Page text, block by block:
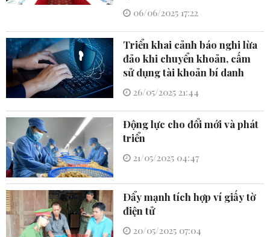
06/06/2025 17:22
Triển khai cảnh báo nghi lừa
đảo khi chuyển khoản, cấm
sử dụng tài khoản bí danh
26/05/2025 21:44
Động lực cho đổi mới và phát
triển
21/05/2025 04:47
Ðẩy mạnh tích hợp ví giấy tờ
điện tử
20/05/2025 07:04